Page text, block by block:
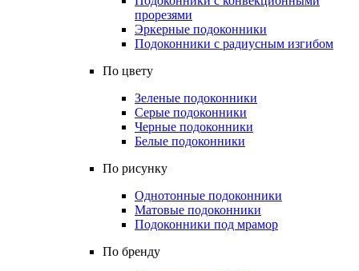
прорезями
Эркерные подоконники
Подоконники с радиусным изгибом
По цвету
Зеленые подоконники
Серые подоконники
Черные подоконники
Белые подоконники
По рисунку
Однотонные подоконники
Матовые подоконники
Подоконники под мрамор
По бренду